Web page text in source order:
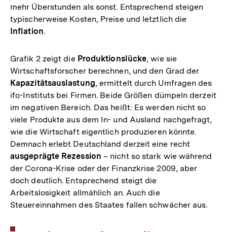
mehr Überstunden als sonst. Entsprechend steigen
typischerweise Kosten, Preise und letztlich die
Inflation.
Grafik 2 zeigt die Produktionslücke, wie sie
Wirtschaftsforscher berechnen, und den Grad der
Kapazitätsauslastung, ermittelt durch Umfragen des
ifo-Instituts bei Firmen. Beide Größen dümpeln derzeit
im negativen Bereich. Das heißt: Es werden nicht so
viele Produkte aus dem In- und Ausland nachgefragt,
wie die Wirtschaft eigentlich produzieren könnte.
Demnach erlebt Deutschland derzeit eine recht
ausgeprägte Rezession – nicht so stark wie während
der Corona-Krise oder der Finanzkrise 2009, aber
doch deutlich. Entsprechend steigt die
Arbeitslosigkeit allmählich an. Auch die
Steuereinnahmen des Staates fallen schwächer aus.